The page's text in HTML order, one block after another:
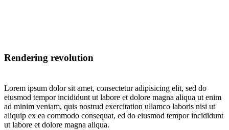
Rendering revolution
Lorem ipsum dolor sit amet, consectetur adipisicing elit, sed do
eiusmod tempor incididunt ut labore et dolore magna aliqua ut enim
ad minim veniam, quis nostrud exercitation ullamco laboris nisi ut
aliquip ex ea commodo consequat, ed do eiusmod tempor incididunt
ut labore et dolore magna aliqua.